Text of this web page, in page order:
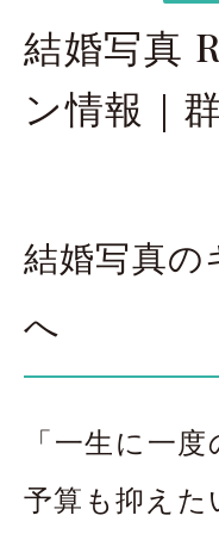
アク
結婚写真
ン情報｜
結婚写真
へ
「一生に一
予算も抑え